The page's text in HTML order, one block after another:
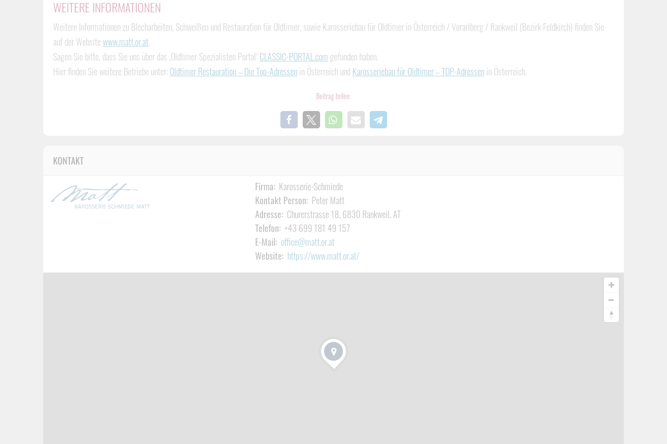
WEITERE INFORMATIONEN
Weitere Informationen zu Blecharbeiten, Schweißen und Restauration für Oldtimer, sowie Karosseriebau für Oldtimer in Österreich / Vorarlberg / Rankweil (Bezirk Feldkirch) finden Sie
auf der Websitewww.matt.or.at.
Sagen Sie bitte, dass Sie uns über das ‚Oldtimer Spezialisten Portal‘ CLASSIC-PORTAL.com gefunden haben.
Hier finden Sie weitere Betriebe unter:Oldtimer Restauration – Die Top-Adressenin Österreich und Karosseriebau für Oldtimer – TOP-Adressenin Österreich.
Beitrag teilen:
KONTAKT
Firma: Karosserie-Schmiede
Kontakt Person: Peter Matt
Adresse: Churerstrasse 18, 6830 Rankweil, AT
Telefon: +43 699 181 49 157
E-Mail: office@matt.or.at
Website: https://www.matt.or.at/